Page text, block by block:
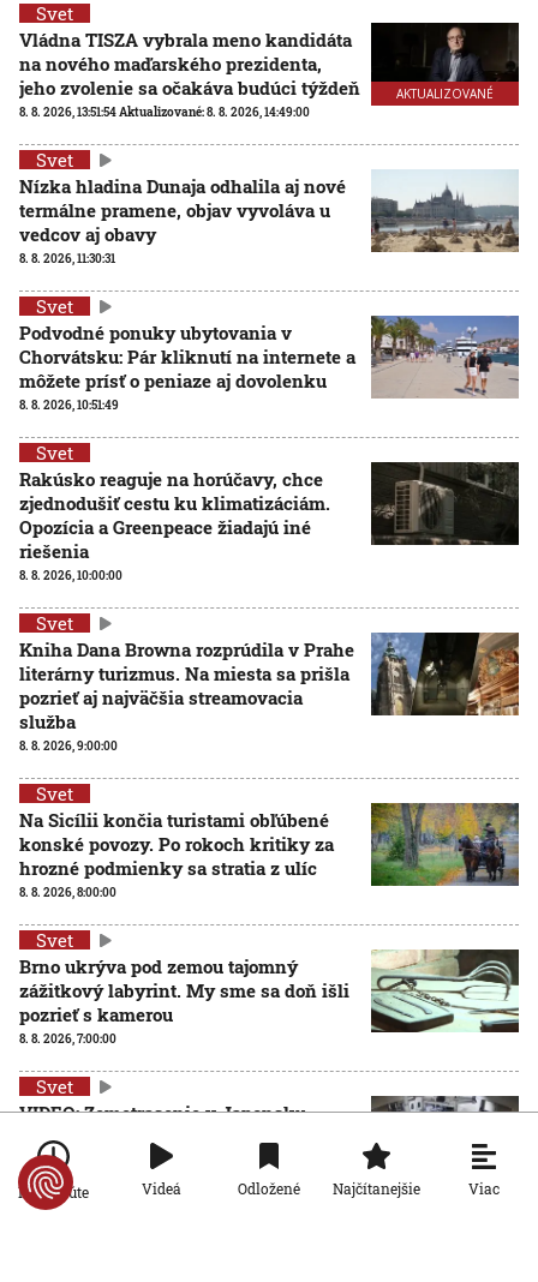
AKTUALIZOVANÉ
Svet
Vládna TISZA vybrala meno kandidáta
na nového maďarského prezidenta,
jeho zvolenie sa očakáva budúci týždeň
8. 8. 2026, 13:51:54Aktualizované:8. 8. 2026, 14:49:00
Svet
Nízka hladina Dunaja odhalila aj nové
termálne pramene, objav vyvoláva u
vedcov aj obavy
8. 8. 2026, 11:30:31
Svet
Podvodné ponuky ubytovania v
Chorvátsku: Pár kliknutí na internete a
môžete prísť o peniaze aj dovolenku
8. 8. 2026, 10:51:49
Svet
Rakúsko reaguje na horúčavy, chce
zjednodušiť cestu ku klimatizáciám.
Opozícia a Greenpeace žiadajú iné
riešenia
8. 8. 2026, 10:00:00
Svet
Kniha Dana Browna rozprúdila v Prahe
literárny turizmus. Na miesta sa prišla
pozrieť aj najväčšia streamovacia
služba
8. 8. 2026, 9:00:00
Svet
Na Sicílii končia turistami obľúbené
konské povozy. Po rokoch kritiky za
hrozné podmienky sa stratia z ulíc
8. 8. 2026, 8:00:00
Svet
Brno ukrýva pod zemou tajomný
zážitkový labyrint. My sme sa doň išli
pozrieť s kamerou
8. 8. 2026, 7:00:00
Svet
VIDEO: Zemetrasenie v Japonsku
zastihlo lekárov uprostred operácie,
pacienta chránili vlastnými telami
7. 8. 2026, 15:01:59
Po minúte Videá Odložené Najčítanejšie Viac